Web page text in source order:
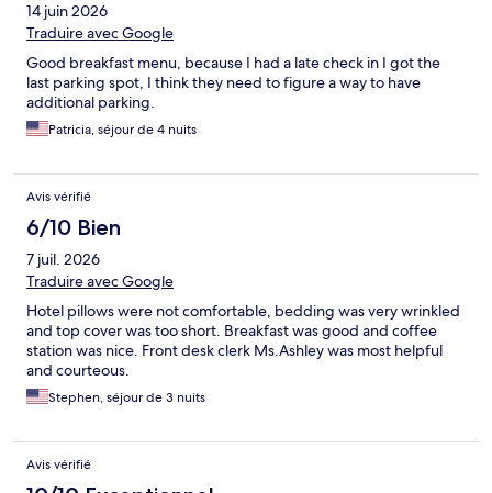
14 juin 2026
Traduire avec Google
Good breakfast menu, because I had a late check in I got the
last parking spot, I think they need to figure a way to have
additional parking.
Patricia, séjour de 4 nuits
Avis vérifié
6/10 Bien
7 juil. 2026
Traduire avec Google
Hotel pillows were not comfortable, bedding was very wrinkled
and top cover was too short. Breakfast was good and coffee
station was nice. Front desk clerk Ms.Ashley was most helpful
and courteous.
Stephen, séjour de 3 nuits
Avis vérifié